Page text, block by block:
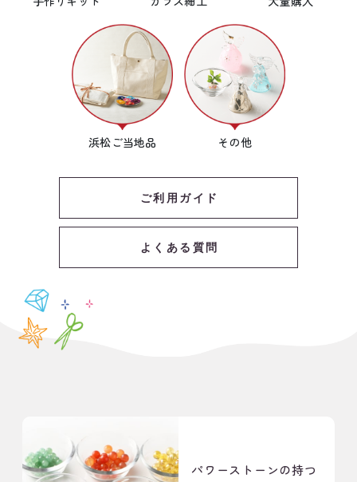
浜松ご当地品 その他
ご利用ガイド
よくある質問
パワーストーンの持つ